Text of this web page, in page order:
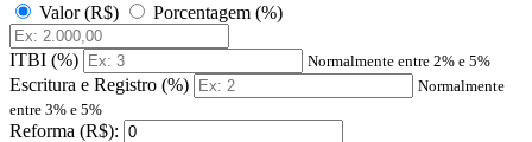
Valor (R$)
Porcentagem (%)
ITBI (%) Normalmente entre 2% e 5%
Escritura e Registro (%)
Normalmente
entre 3% e 5%
Reforma (R$):